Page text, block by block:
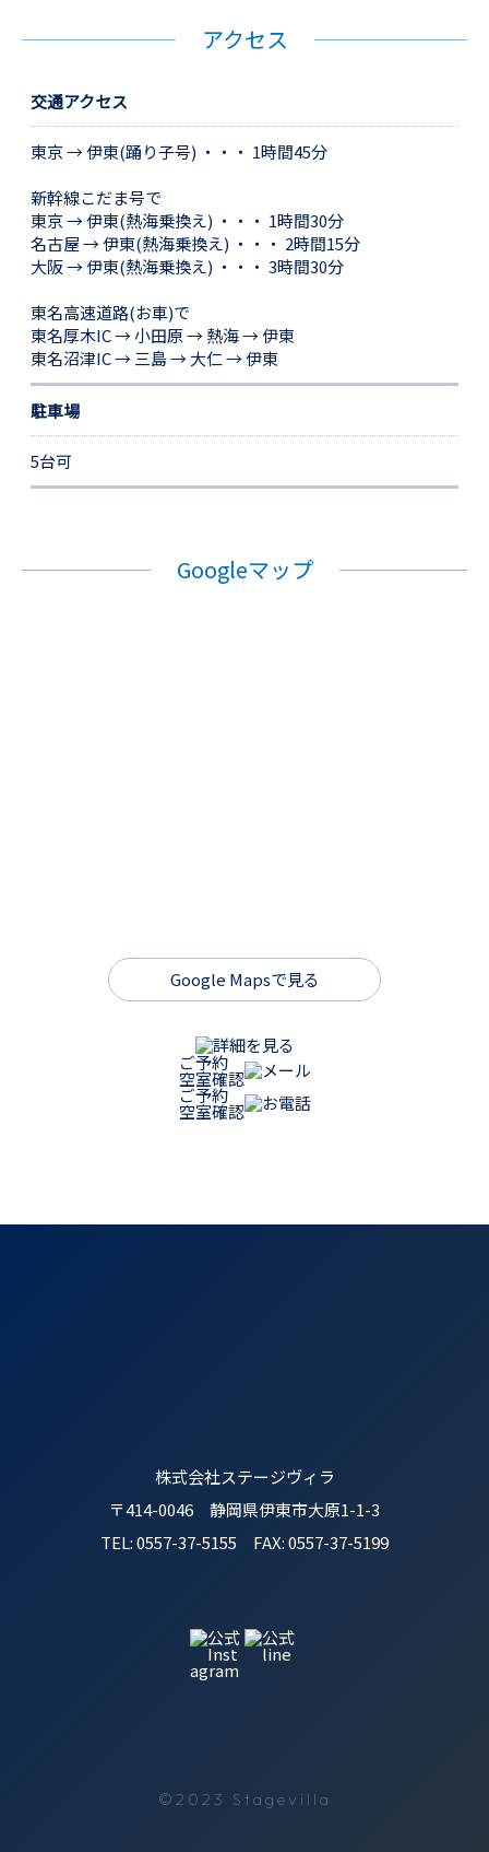
アクセス
交通アクセス
東京 → 伊東(踊り子号) ・・・ 1時間45分
新幹線こだま号で
東京 → 伊東(熱海乗換え) ・・・ 1時間30分
名古屋 → 伊東(熱海乗換え) ・・・ 2時間15分
大阪 → 伊東(熱海乗換え) ・・・ 3時間30分
東名高速道路(お車)で
東名厚木IC → 小田原 → 熱海 → 伊東
東名沼津IC → 三島 → 大仁 → 伊東
駐車場
5台可
Googleマップ
Google Mapsで見る
詳細を見る
ご予約
空室確認
メール
ご予約
空室確認 お電話
株式会社ステージヴィラ
〒414-0046 静岡県伊東市大原1-1-3
TEL: 0557-37-5155 FAX: 0557-37-5199
©2023 Stagevilla